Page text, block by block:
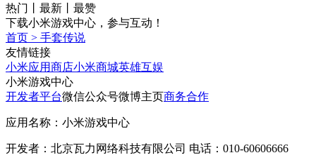
热门
最新
最赞
下载小米游戏中心，参与互动！
首页 > 手套传说
友情链接
小米应用商店小米商城英雄互娱
小米游戏中心
开发者平台微信公众号微博主页商务合作
应用名称：小米游戏中心
开发者：北京瓦力网络科技有限公司 电话：010-60606666